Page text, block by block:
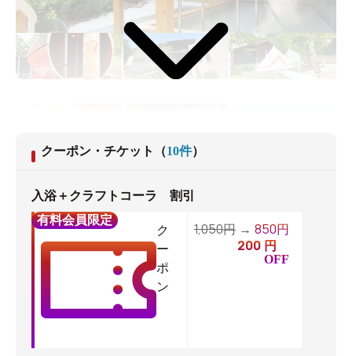
クーポン・チケット （10件）
入浴＋クラフトコーラ 割引
有料会員限定
ク
ー
ポ
ン
1,050円 → 850円
200 円
OFF